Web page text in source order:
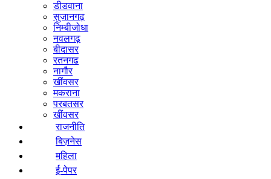
डीडवाना
सुजानगढ़
निम्बीजोधा
नवलगढ़
बीदासर
रतनगढ
नागौर
खींवसर
मकराना
परबतसर
खींवसर
राजनीति
बिज़नेस
महिला
ई-पेपर